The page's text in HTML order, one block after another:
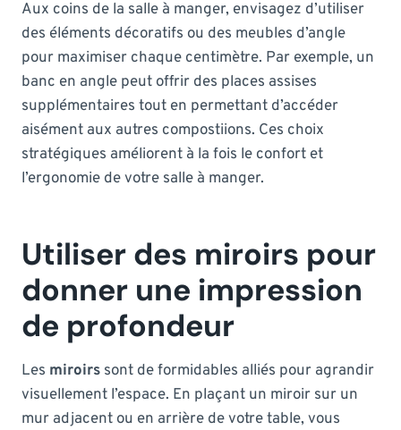
Aux coins de la salle à manger, envisagez d’utiliser
des éléments décoratifs ou des meubles d’angle
pour maximiser chaque centimètre. Par exemple, un
banc en angle peut offrir des places assises
supplémentaires tout en permettant d’accéder
aisément aux autres compostiions. Ces choix
stratégiques améliorent à la fois le confort et
l’ergonomie de votre salle à manger.
Utiliser des miroirs pour
donner une impression
de profondeur
Les miroirs sont de formidables alliés pour agrandir
visuellement l’espace. En plaçant un miroir sur un
mur adjacent ou en arrière de votre table, vous